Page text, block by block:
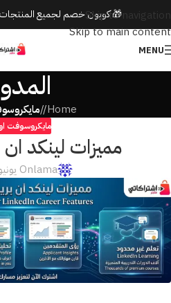
🎁 كوبون خصم لجميع المنتجاتSkip to navigation
Skip to main content
MENU
Home
/
مايكروسوفت
مميزات لينكد ان
lamaOn يونيو 5, 2026